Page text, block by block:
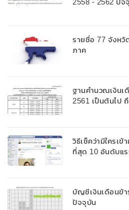
รายชื่อ 77 จังหวั
ภาค
ฐานคำนวณเงินเ
2561 เป็นต้นไป
วิธีเช็คว่ามีใครเ
ที่สุด 10 อันดับแ
บัญชีเงินเดือนข้า
ปัจจุบัน